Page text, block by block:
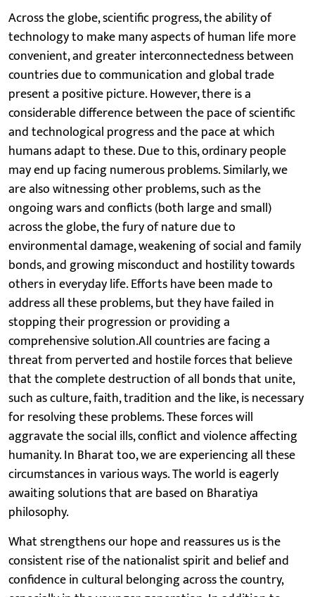
Across the globe, scientific progress, the ability of
technology to make many aspects of human life more
convenient, and greater interconnectedness between
countries due to communication and global trade
present a positive picture. However, there is a
considerable difference between the pace of scientific
and technological progress and the pace at which
humans adapt to these. Due to this, ordinary people
may end up facing numerous problems. Similarly, we
are also witnessing other problems, such as the
ongoing wars and conflicts (both large and small)
across the globe, the fury of nature due to
environmental damage, weakening of social and family
bonds, and growing misconduct and hostility towards
others in everyday life. Efforts have been made to
address all these problems, but they have failed in
stopping their progression or providing a
comprehensive solution.All countries are facing a
threat from perverted and hostile forces that believe
that the complete destruction of all bonds that unite,
such as culture, faith, tradition and the like, is necessary
for resolving these problems. These forces will
aggravate the social ills, conflict and violence affecting
humanity. In Bharat too, we are experiencing all these
circumstances in various ways. The world is eagerly
awaiting solutions that are based on Bharatiya
philosophy.
What strengthens our hope and reassures us is the
consistent rise of the nationalist spirit and belief and
confidence in cultural belonging across the country,